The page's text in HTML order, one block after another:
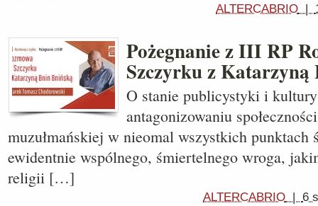
ALTERCABRIO |
Pożegnanie z III RP
Szczyrku z
O stanie publicystyki i
antagonizowaniu
muzułmańskiej w nieomal wszystkich punktach
ewidentnie wspólnego, śmiertelnego wroga,
religii […]
ALTERCABRIO | 6